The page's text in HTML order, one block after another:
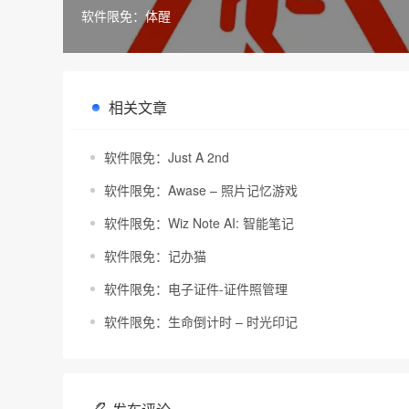
软件限免：体醒
相关文章
软件限免：Just A 2nd
软件限免：Awase – 照片记忆游戏
软件限免：Wiz Note AI: 智能笔记
软件限免：记办猫
软件限免：电子证件-证件照管理
软件限免：生命倒计时 – 时光印记